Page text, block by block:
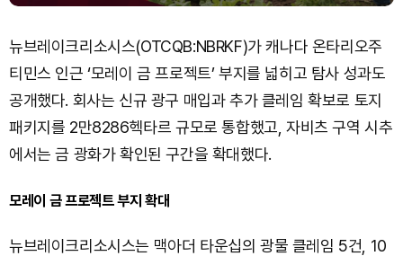
뉴브레이크리소시스(OTCQB:NBRKF)가 캐나다 온타리오주
티민스 인근 ‘모레이 금 프로젝트’ 부지를 넓히고 탐사 성과도
공개했다. 회사는 신규 광구 매입과 추가 클레임 확보로 토지
패키지를 2만8286헥타르 규모로 통합했고, 자비츠 구역 시추
에서는 금 광화가 확인된 구간을 확대했다.
모레이 금 프로젝트 부지 확대
뉴브레이크리소시스는 맥아더 타운십의 광물 클레임 5건, 10